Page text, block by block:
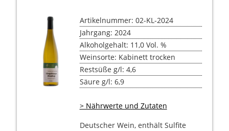
Artikelnummer: 02-KL-2024
Jahrgang: 2024
Alkoholgehalt: 11,0 Vol. %
Weinsorte: Kabinett trocken
Restsüße g/l: 4,6
Säure g/l: 6,9
> Nährwerte und Zutaten
Deutscher Wein, enthält Sulfite